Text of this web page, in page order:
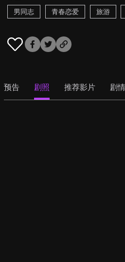
男同志
青春恋爱 旅游
预告 剧照 推荐影片 剧